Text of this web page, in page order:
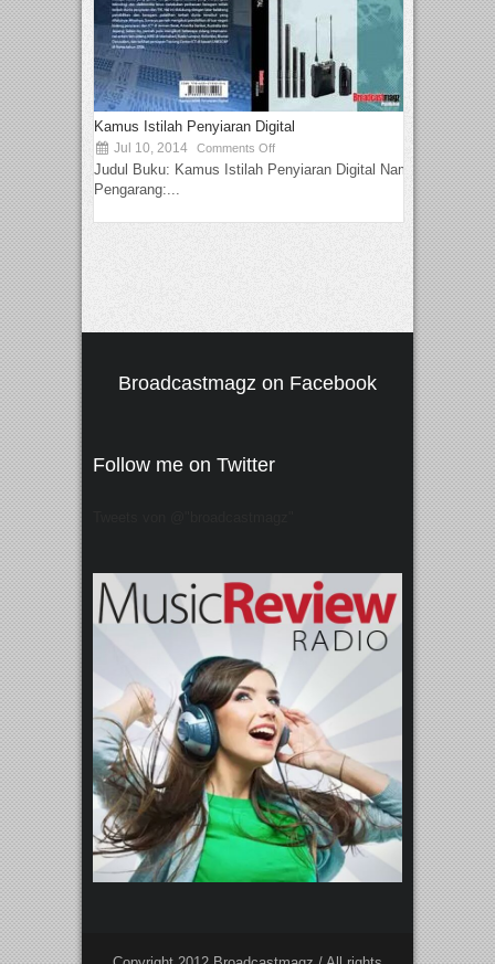
Kamus Istilah Penyiaran Digital
Jul 10, 2014 Comments Off
Judul Buku: Kamus Istilah Penyiaran Digital Nama
Pengarang:...
Broadcastmagz on Facebook
Follow me on Twitter